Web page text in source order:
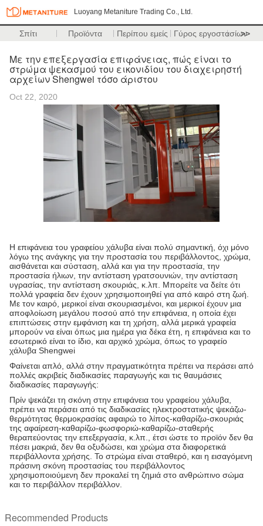
Luoyang Metaniture Trading Co., Ltd.
Σπίτι Προϊόντα Περίπου εμείς Γύρος εργοστασίων
>>
Με την επεξεργασία επιφάνειας, πώς είναι το
στρώμα ψεκασμού του εικονιδίου του διαχειρηστή
αρχείων Shengwei τόσο άριστου
Oct 22, 2020
Η επιφάνεια του γραφείου χάλυβα είναι πολύ σημαντική, όχι μόνο
λόγω της ανάγκης για την προστασία του περιβάλλοντος, χρώμα,
αισθάνεται και σύσταση, αλλά και για την προστασία, την
προστασία ήλιων, την αντίσταση γρατσουνιών, την αντίσταση
υγρασίας, την αντίσταση σκουριάς, κ.λπ. Μπορείτε να δείτε ότι
πολλά γραφεία δεν έχουν χρησιμοποιηθεί για από καιρό στη ζωή.
Με τον καιρό, μερικοί είναι σκουριασμένοι, και μερικοί έχουν μια
αποφλοίωση μεγάλου ποσού από την επιφάνεια, η οποία έχει
επιπτώσεις στην εμφάνιση και τη χρήση, αλλά μερικά γραφεία
μπορούν να είναι όπως μια ημέρα για δέκα έτη, η επιφάνεια και το
εσωτερικό είναι το ίδιο, και αρχικό χρώμα, όπως το γραφείο
χάλυβα Shengwei
Φαίνεται απλό, αλλά στην πραγματικότητα πρέπει να περάσει από
πολλές ακριβείς διαδικασίες παραγωγής και τις θαυμάσιες
διαδικασίες παραγωγής:
Πρίν ψεκάζει τη σκόνη στην επιφάνεια του γραφείου χάλυβα,
πρέπει να περάσει από τις διαδικασίες ηλεκτροστατικής ψεκάζω-
θερμότητας θερμοκρασίας αφαιρώ το λίπος-καθαρίζω-σκουριάς
της αφαίρεση-καθαρίζω-φωσφοριώ-καθαρίζω-σταθερής
θεραπεύοντας την επεξεργασία, κ.λπ., έτσι ώστε το προϊόν δεν θα
πέσει μακριά, δεν θα οξυδώσει, και χρώμα στα διαφορετικά
περιβάλλοντα χρήσης. Το στρώμα είναι σταθερό, και η εισαγόμενη
πράσινη σκόνη προστασίας του περιβάλλοντος
χρησιμοποιούμενη δεν προκαλεί τη ζημιά στο ανθρώπινο σώμα
και το περιβάλλον περιβάλλον.
Recommended Products